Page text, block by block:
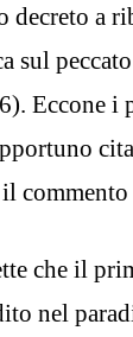
decreto a
sul
Eccone i
che il
nel